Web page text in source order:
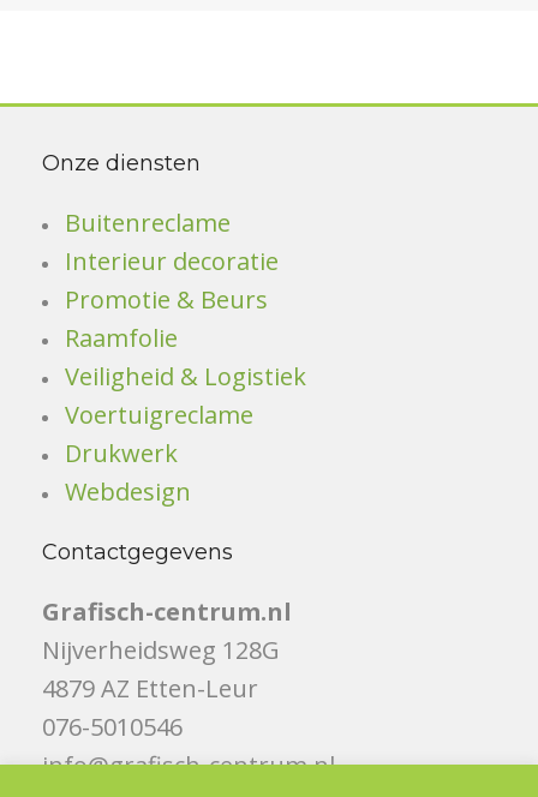
Onze diensten
Buitenreclame
Interieur decoratie
Promotie & Beurs
Raamfolie
Veiligheid & Logistiek
Voertuigreclame
Drukwerk
Webdesign
Contactgegevens
Grafisch-centrum.nl
Nijverheidsweg 128G
4879 AZ Etten-Leur
076-5010546
info@grafisch-centrum.nl